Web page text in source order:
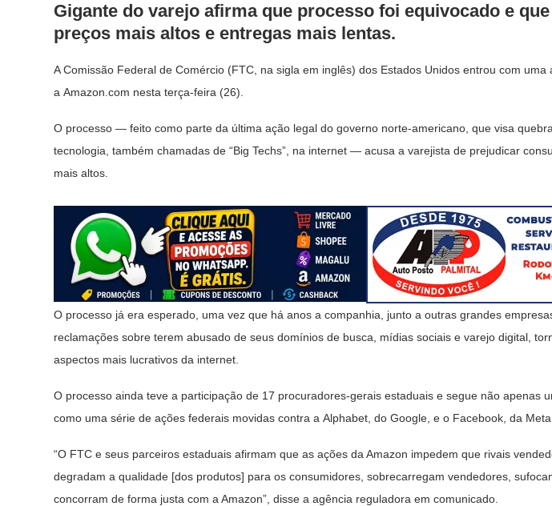
Gigante do varejo afirma que processo foi equivocado e
preços mais altos e entregas mais lentas.
A Comissão Federal de Comércio (FTC, na sigla em inglês) dos Estados Unidos entrou com uma
a Amazon.com nesta terça-feira (26).
O processo — feito como parte da última ação legal do governo norte-americano, que visa
tecnologia, também chamadas de “Big Techs”, na internet — acusa a varejista de prejudicar
mais altos.
O processo já era esperado, uma vez que há anos a companhia, junto a outras grandes
reclamações sobre terem abusado de seus domínios de busca, mídias sociais e varejo digital,
aspectos mais lucrativos da internet.
O processo ainda teve a participação de 17 procuradores-gerais estaduais e segue não apenas
como uma série de ações federais movidas contra a Alphabet, do Google, e o Facebook, da Meta
“O FTC e seus parceiros estaduais afirmam que as ações da Amazon impedem que rivais
degradam a qualidade [dos produtos] para os consumidores, sobrecarregam vendedores,
concorram de forma justa com a Amazon”, disse a agência reguladora em comunicado.